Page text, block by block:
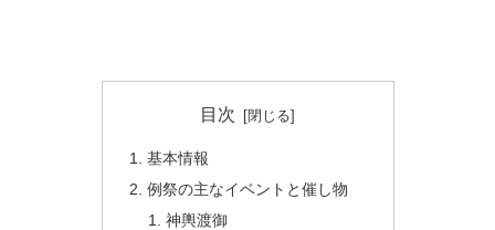
目次
基本情報
例祭の主なイベントと催し物
神輿渡御